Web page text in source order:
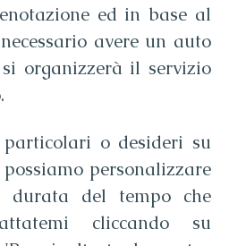
ed in base al
avere un auto
organizzerà il servizio
particolari o desideri su
personalizzare
durata del tempo che
cliccando su